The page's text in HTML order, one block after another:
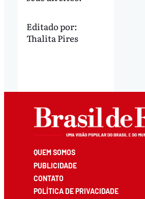
Editado por:
Thalita Pires
QUEM SOMOS
PUBLICIDADE
CONTATO
POLÍTICA DE PRIVACIDADE